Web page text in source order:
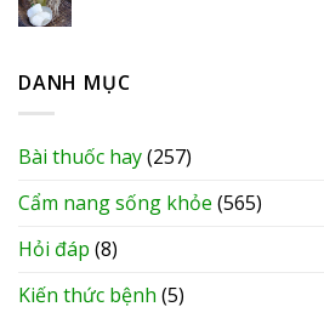
DANH MỤC
Bài thuốc hay(257)
Cẩm nang sống khỏe (565)
Hỏi đáp (8)
Kiến thức bệnh (5)